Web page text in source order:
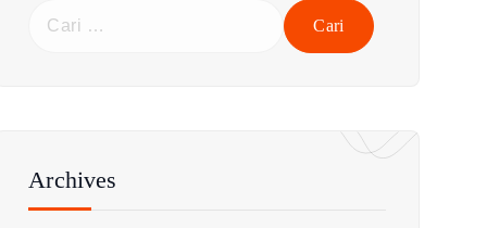
Archives